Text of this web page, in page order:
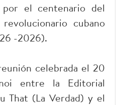
por el centenario del
cubano
-2026).
celebrada el 20
entre la Editorial
That (La Verdad) y el